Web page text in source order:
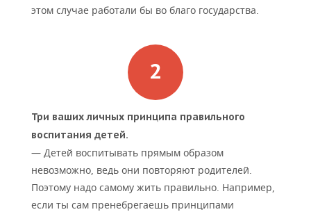
этом случае работали бы во благо государства.
Три ваших личных принципа правильного
воспитания детей.
— Детей воспитывать прямым образом
невозможно, ведь они повторяют родителей.
Поэтому надо самому жить правильно. Например,
если ты сам пренебрегаешь принципами